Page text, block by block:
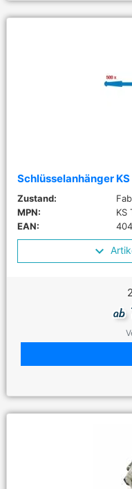
Schlüsselanhänger
Zustand:
MPN:
KS
EAN:
ab